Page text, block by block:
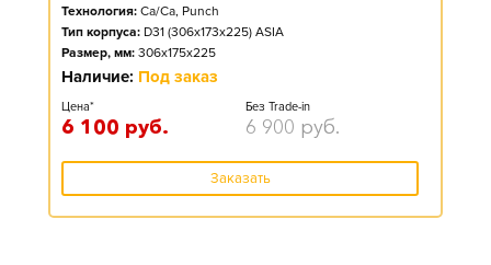
Технология: Ca/Ca, Punch
Тип корпуса: D31 (306x173x225) ASIA
Размер, мм: 306x175x225
Наличие: Под заказ
Цена*
6 100 руб.
Без Trade-in
6 900 руб.
Заказать